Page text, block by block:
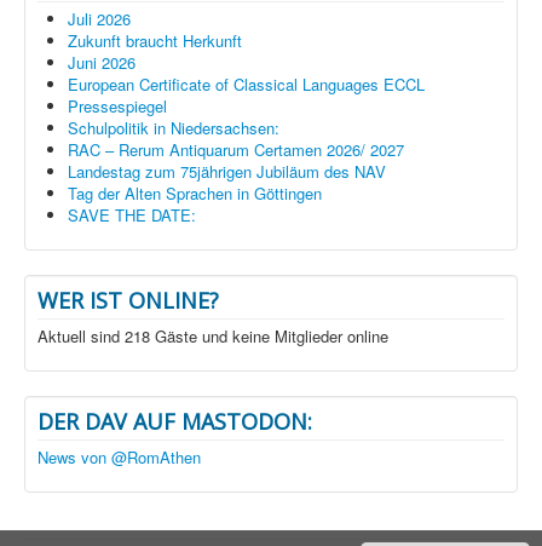
Juli 2026
Zukunft braucht Herkunft
Juni 2026
European Certificate of Classical Languages ECCL
Pressespiegel
Schulpolitik in Niedersachsen:
RAC – Rerum Antiquarum Certamen 2026/ 2027
Landestag zum 75jährigen Jubiläum des NAV
Tag der Alten Sprachen in Göttingen
SAVE THE DATE:
WER IST ONLINE?
Aktuell sind 218 Gäste und keine Mitglieder online
DER DAV AUF MASTODON:
News von @RomAthen